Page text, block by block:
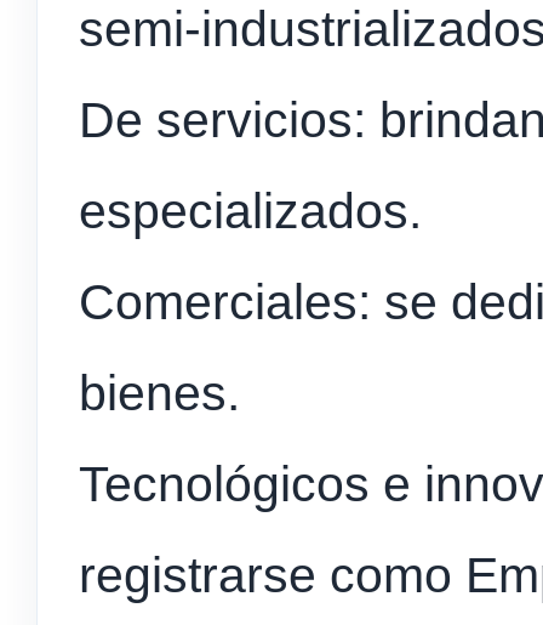
semi-
De servicios:
especializados.
Comerciales: se
bienes.
Tecnológicos e
registrarse como